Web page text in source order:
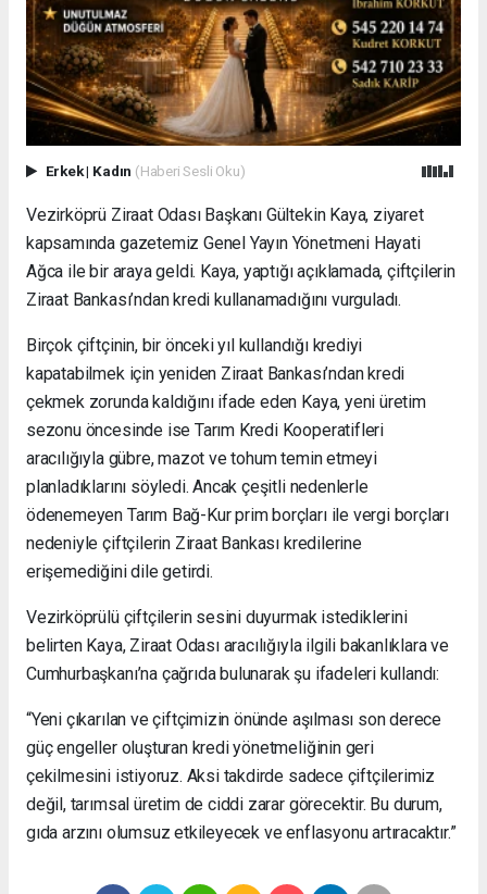
Erkek| Kadın (Haberi Sesli Oku)
Vezirköprü Ziraat Odası Başkanı Gültekin Kaya, ziyaret
kapsamında gazetemiz Genel Yayın Yönetmeni Hayati
Ağca ile bir araya geldi. Kaya, yaptığı açıklamada, çiftçilerin
Ziraat Bankası’ndan kredi kullanamadığını vurguladı.
Birçok çiftçinin, bir önceki yıl kullandığı krediyi
kapatabilmek için yeniden Ziraat Bankası’ndan kredi
çekmek zorunda kaldığını ifade eden Kaya, yeni üretim
sezonu öncesinde ise Tarım Kredi Kooperatifleri
aracılığıyla gübre, mazot ve tohum temin etmeyi
planladıklarını söyledi. Ancak çeşitli nedenlerle
ödenemeyen Tarım Bağ-Kur prim borçları ile vergi borçları
nedeniyle çiftçilerin Ziraat Bankası kredilerine
erişemediğini dile getirdi.
Vezirköprülü çiftçilerin sesini duyurmak istediklerini
belirten Kaya, Ziraat Odası aracılığıyla ilgili bakanlıklara ve
Cumhurbaşkanı’na çağrıda bulunarak şu ifadeleri kullandı:
“Yeni çıkarılan ve çiftçimizin önünde aşılması son derece
güç engeller oluşturan kredi yönetmeliğinin geri
çekilmesini istiyoruz. Aksi takdirde sadece çiftçilerimiz
değil, tarımsal üretim de ciddi zarar görecektir. Bu durum,
gıda arzını olumsuz etkileyecek ve enflasyonu artıracaktır.”